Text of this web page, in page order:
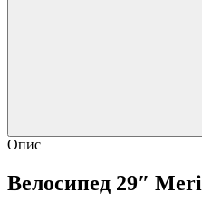
Опис
Велосипед 29″